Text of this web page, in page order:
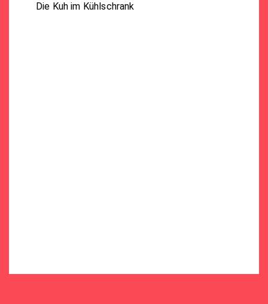
Die Kuh im Kühlschrank